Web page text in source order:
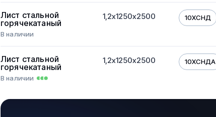
Лист стальной
горячекатаный
В наличии
1,2х1250х2500 10ХСНД
Лист стальной
горячекатаный
В наличии
1,2х1250х2500 10ХСНДА